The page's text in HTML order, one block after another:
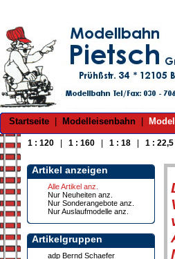
Startseite Modelleisenbahn
1 : 120 1 : 160 1 : 18 1 : 22,5
Artikel anzeigen
Alle Artikel anz.
Nur Neuheiten anz.
Nur Sonderangebote anz.
Nur Auslaufmodelle anz.
Artikelgruppen
adp Bernd Schaefer